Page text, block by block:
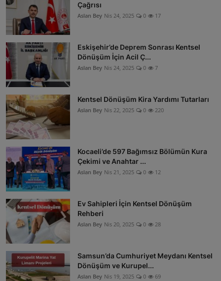
Çağrısı
Aslan Bey Nis 24, 2025 0 17
Eskişehir’de Deprem Sonrası Kentsel
Dönüşüm İçin Acil Ç...
Aslan Bey Nis 24, 2025 0 7
Kentsel Dönüşüm Kira Yardımı Tutarları
Aslan Bey Nis 22, 2025 0 220
Kocaeli’de 597 Bağımsız Bölümün Kura
Çekimi ve Anahtar ...
Aslan Bey Nis 21, 2025 0 12
Ev Sahipleri İçin Kentsel Dönüşüm
Rehberi
Aslan Bey Nis 20, 2025 0 28
Samsun’da Cumhuriyet Meydanı Kentsel
Dönüşüm ve Kurupel...
Aslan Bey Nis 19, 2025 0 69